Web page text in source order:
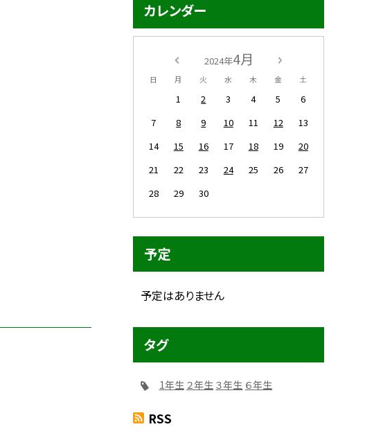
カレンダー
2024年4月
日 月 火 水 木 金 土
1 2 3 4 5
6
7
8 9 10 11 12
13
14
15 16 17 18 19
20
21
22 23 24 25 26
27
28
29 30
予定
予定はありません
タグ
1年生 ２年生 ３年生 ６年生
RSS